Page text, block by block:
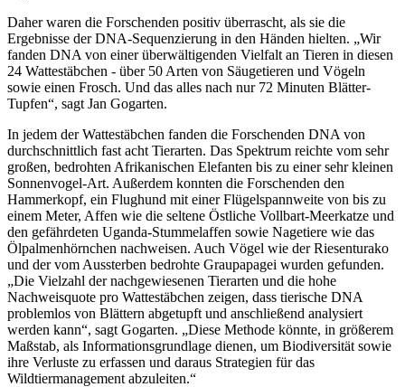
Daher waren die Forschenden positiv überrascht, als sie die
Ergebnisse der DNA-Sequenzierung in den Händen hielten. „Wir
fanden DNA von einer überwältigenden Vielfalt an Tieren in diesen
24 Wattestäbchen - über 50 Arten von Säugetieren und Vögeln
sowie einen Frosch. Und das alles nach nur 72 Minuten Blätter-
Tupfen“, sagt Jan Gogarten.
In jedem der Wattestäbchen fanden die Forschenden DNA von
durchschnittlich fast acht Tierarten. Das Spektrum reichte vom sehr
großen, bedrohten Afrikanischen Elefanten bis zu einer sehr kleinen
Sonnenvogel-Art. Außerdem konnten die Forschenden den
Hammerkopf, ein Flughund mit einer Flügelspannweite von bis zu
einem Meter, Affen wie die seltene Östliche Vollbart-Meerkatze und
den gefährdeten Uganda-Stummelaffen sowie Nagetiere wie das
Ölpalmenhörnchen nachweisen. Auch Vögel wie der Riesenturako
und der vom Aussterben bedrohte Graupapagei wurden gefunden.
„Die Vielzahl der nachgewiesenen Tierarten und die hohe
Nachweisquote pro Wattestäbchen zeigen, dass tierische DNA
problemlos von Blättern abgetupft und anschließend analysiert
werden kann“, sagt Gogarten. „Diese Methode könnte, in größerem
Maßstab, als Informationsgrundlage dienen, um Biodiversität sowie
ihre Verluste zu erfassen und daraus Strategien für das
Wildtiermanagement abzuleiten.“